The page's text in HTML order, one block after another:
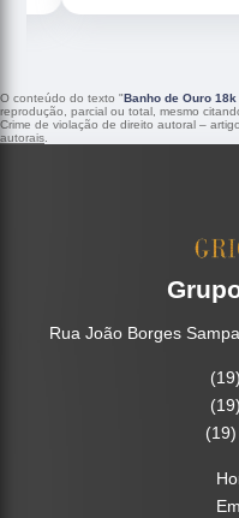
O conteúdo do texto "Banho de Ouro 18k
reprodução, parcial ou total, mesmo
Crime de violação de direito autoral –
autorais
Rua João Borges